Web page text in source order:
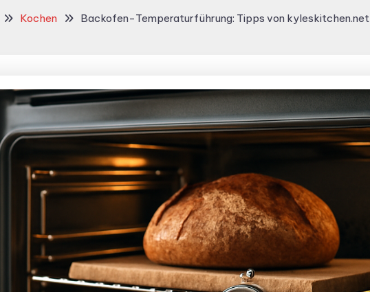
Kochen Backofen-Temperaturführung: Tipps von kyleskitchen.net